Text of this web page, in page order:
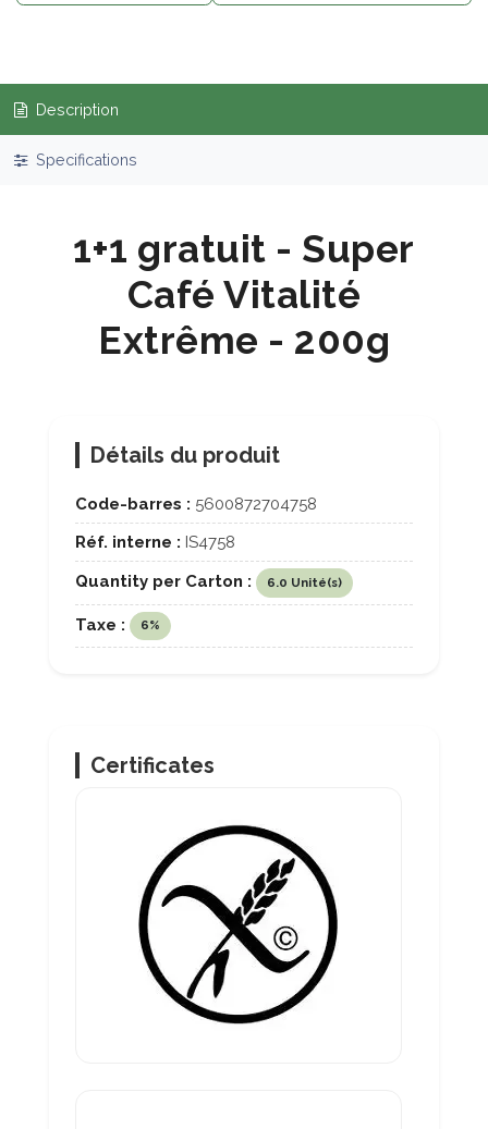
Description
Specifications
1+1 gratuit - Super
Café Vitalité
Extrême - 200g
Détails du produit
Code-barres : 5600872704758
Réf. interne : IS4758
Quantity per Carton :
6.0 Unité(s)
Taxe : 6%
Certificates